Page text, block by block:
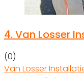
4.Van Losser
(0)
Van Losser